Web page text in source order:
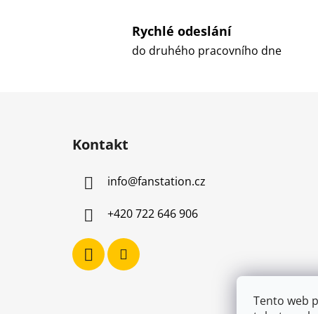
Tento web
Rychlé odeslání
do druhého pracovního dne
Kontakt
info@fanstation.cz
+420 722 646 906